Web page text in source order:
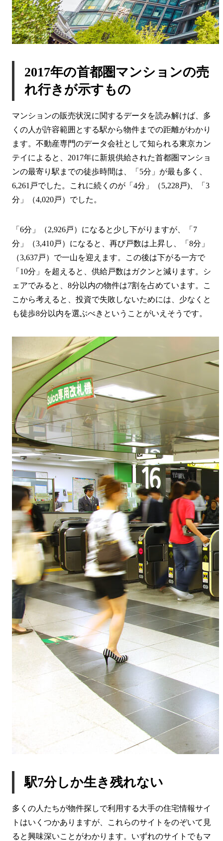
2017年の首都圏マンションの売
れ行きが示すもの
マンションの販売状況に関するデータを読み解けば、多
くの人が許容範囲とする駅から物件までの距離がわかり
ます。不動産専門のデータ会社として知られる東京カン
テイによると、2017年に新規供給された首都圏マンショ
ンの最寄り駅までの徒歩時間は、「5分」が最も多く、
6,261戸でした。これに続くのが「4分」（5,228戸)、「3
分」（4,020戸）でした。
「6分」（2,926戸）になると少し下がりますが、「7
分」（3,410戸）になると、再び戸数は上昇し、「8分」
（3,637戸）で一山を迎えます。この後は下がる一方で
「10分」を超えると、供給戸数はガクンと減ります。シ
ェアでみると、8分以内の物件は7割を占めています。こ
こから考えると、投資で失敗しないためには、少なくと
も徒歩8分以内を選ぶべきということがいえそうです。
駅7分しか生き残れない
多くの人たちが物件探しで利用する大手の住宅情報サイ
トはいくつかありますが、これらのサイトをのぞいて見
ると興味深いことがわかります。いずれのサイトでもマ